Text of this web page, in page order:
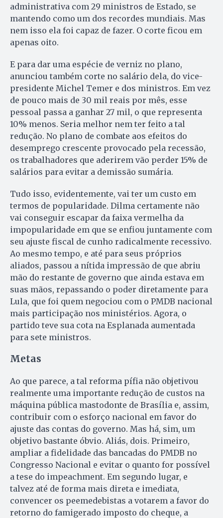
administrativa com 29 ministros de Estado, se
mantendo como um dos recordes mundiais. Mas
nem isso ela foi capaz de fazer. O corte ficou em
apenas oito.
E para dar uma espécie de verniz no plano,
anunciou também corte no salário dela, do vice-
presidente Michel Temer e dos ministros. Em vez
de pouco mais de 30 mil reais por mês, esse
pessoal passa a ganhar 27 mil, o que representa
10% menos. Seria melhor nem ter feito a tal
redução. No plano de combate aos efeitos do
desemprego crescente provocado pela recessão,
os trabalhadores que aderirem vão perder 15% de
salários para evitar a demissão sumária.
Tudo isso, evidentemente, vai ter um custo em
termos de popularidade. Dilma certamente não
vai conseguir escapar da faixa vermelha da
impopularidade em que se enfiou juntamente com
seu ajuste fiscal de cunho radicalmente recessivo.
Ao mesmo tempo, e até para seus próprios
aliados, passou a nítida impressão de que abriu
mão do restante de governo que ainda estava em
suas mãos, repassando o poder diretamente para
Lula, que foi quem negociou com o PMDB nacional
mais participação nos ministérios. Agora, o
partido teve sua cota na Esplanada aumentada
para sete ministros.
Metas
Ao que parece, a tal reforma pífia não objetivou
realmente uma importante redução de custos na
máquina pública mastodonte de Brasília e, assim,
contribuir com o esforço nacional em favor do
ajuste das contas do governo. Mas há, sim, um
objetivo bastante óbvio. Aliás, dois. Primeiro,
ampliar a fidelidade das bancadas do PMDB no
Congresso Nacional e evitar o quanto for possível
a tese do impeachment. Em segundo lugar, e
talvez até de forma mais direta e imediata,
convencer os peemedebistas a votarem a favor do
retorno do famigerado imposto do cheque, a